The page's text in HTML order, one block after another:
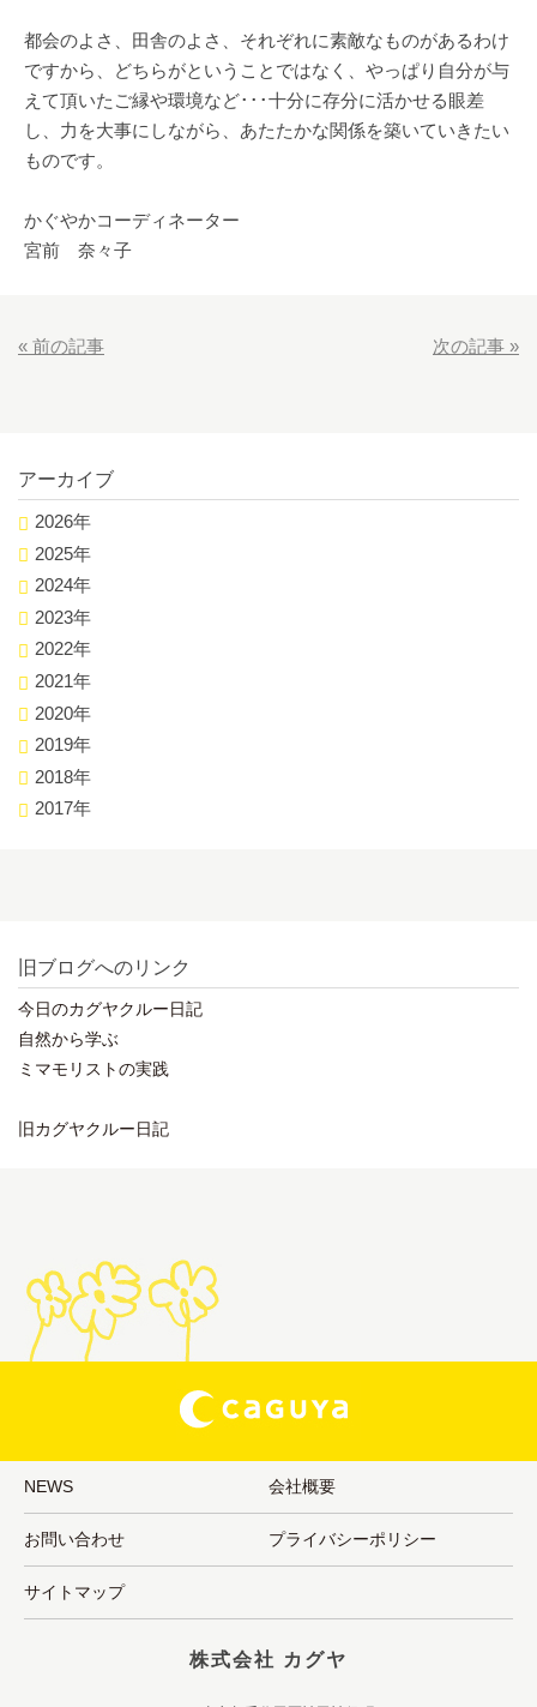
都会のよさ、田舎のよさ、それぞれに素敵なものがあるわけ
ですから、どちらがということではなく、やっぱり自分が与
えて頂いたご縁や環境など･･･十分に存分に活かせる眼差
し、力を大事にしながら、あたたかな関係を築いていきたい
ものです。
かぐやかコーディネーター
宮前 奈々子
« 前の記事 次の記事 »
アーカイブ
2026年
2025年
2024年
2023年
2022年
2021年
2020年
2019年
2018年
2017年
旧ブログへのリンク
今日のカグヤクルー日記
自然から学ぶ
ミマモリストの実践
旧カグヤクルー日記
NEWS 会社概要
お問い合わせ プライバシーポリシー
サイトマップ
株式会社 カグヤ